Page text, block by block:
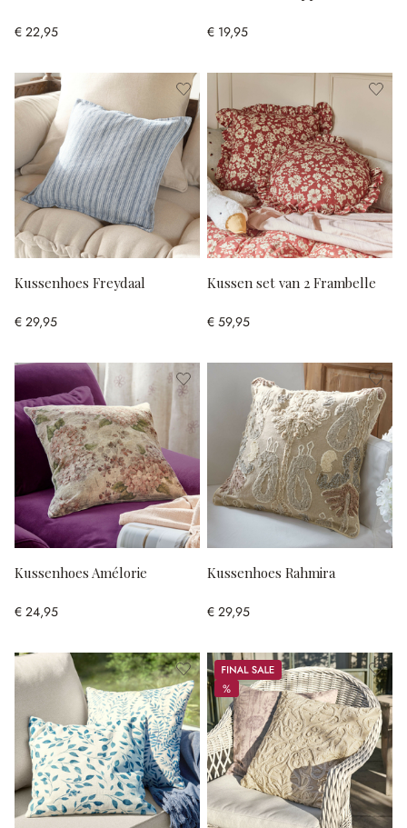
€ 22,95 € 19,95
Kussenhoes Freydaal
€ 29,95
Kussen set van 2 Frambelle
€ 59,95
Kussenhoes Amélorie
€ 24,95
Kussenhoes Rahmira
€ 29,95
Sale
%
%